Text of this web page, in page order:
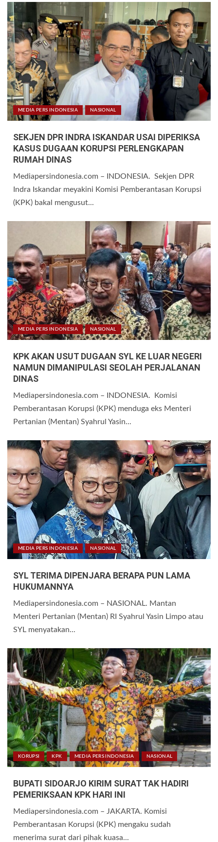
MEDIA PERS INDONESIA NASIONAL
SEKJEN DPR INDRA ISKANDAR USAI DIPERIKSA
KASUS DUGAAN KORUPSI PERLENGKAPAN
RUMAH DINAS
Mediapersindonesia.com – INDONESIA. Sekjen DPR
Indra Iskandar meyakini Komisi Pemberantasan Korupsi
(KPK) bakal mengusut...
MEDIA PERS INDONESIA NASIONAL
KPK AKAN USUT DUGAAN SYL KE LUAR NEGERI
NAMUN DIMANIPULASI SEOLAH PERJALANAN
DINAS
Mediapersindonesia.com – INDONESIA. Komisi
Pemberantasan Korupsi (KPK) menduga eks Menteri
Pertanian (Mentan) Syahrul Yasin...
MEDIA PERS INDONESIA NASIONAL
SYL TERIMA DIPENJARA BERAPA PUN LAMA
HUKUMANNYA
Mediapersindonesia.com – NASIONAL. Mantan
Menteri Pertanian (Mentan) RI Syahrul Yasin Limpo atau
SYL menyatakan...
KORUPSI KPK MEDIA PERS INDONESIA NASIONAL
BUPATI SIDOARJO KIRIM SURAT TAK HADIRI
PEMERIKSAAN KPK HARI INI
Mediapersindonesia.com – JAKARTA. Komisi
Pemberantasan Korupsi (KPK) mengaku sudah
menerima surat dari pihak kuasa...